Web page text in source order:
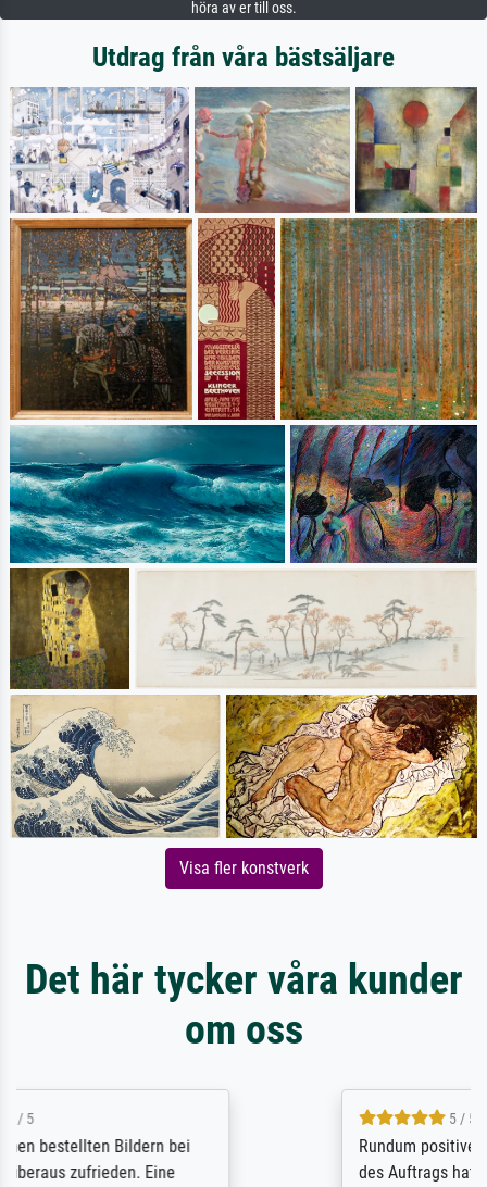
höra av er till oss.
Utdrag från våra bästsäljare
Visa fler konstverk
Det här tycker våra kunder
om oss
Rundum positive Erfahrung. Die Ausführung
des Auftrags hat eine Weile gedauert, die